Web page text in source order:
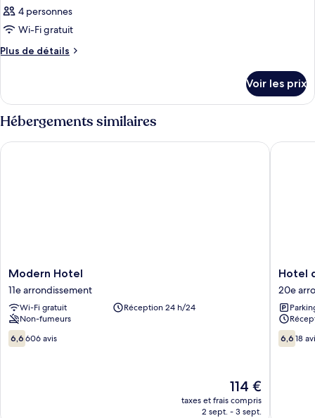
4 personnes
Wi-Fi gratuit
Plus de détails
Plus
le
type
de
chambre
Chambre
Voir les prix
Hébergements similaires
Modern
Hotel
11e
arrondissement
Modern Hotel
11e arrondissement
Wi-Fi gratuit
Réception 24 h/24
Non-fumeurs
6.6
sur
6,6 606 avis
Le
nouveau
prix
114 €
taxes et frais compris
2 sept. - 3 sept.
Modern Hotel
Hotel
de
20e
Hotel
20e
6.6
sur
6,6 18
Hotel